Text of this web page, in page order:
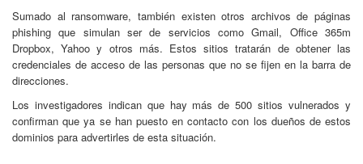
Sumado al ransomware, también existen otros archivos de páginas
phishing que simulan ser de servicios como Gmail, Office 365m
Dropbox, Yahoo y otros más. Estos sitios tratarán de obtener las
credenciales de acceso de las personas que no se fijen en la barra de
direcciones.
Los investigadores indican que hay más de 500 sitios vulnerados y
confirman que ya se han puesto en contacto con los dueños de estos
dominios para advertirles de esta situación.